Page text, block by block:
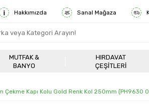
Hakkımızda Sanal Mağaza
MUTFAK &
BANYO
HIRDAVAT
ÇEŞITLERI
Çekme Kapı Kolu Gold Renk Kol 250mm (PH9630